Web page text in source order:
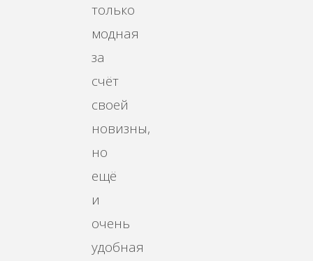
только
модная
за
счёт
своей
новизны,
но
ещё
и
очень
удобная